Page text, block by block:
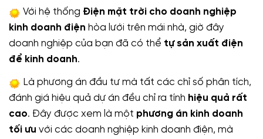
Với hệ thống Điện mặt trời cho doanh nghiệp
kinh doanh điện hòa lưới trên mái nhà, giờ đây
doanh nghiệp của bạn đã có thể tự sản xuất điện
để kinh doanh.
Là phương án đầu tư mà tất các chỉ số phân tích,
đánh giá hiệu quả dự án đều chỉ ra tính hiệu quả rất
cao. Đây được xem là một phương án kinh doanh
tối ưu với các doanh nghiệp kinh doanh điện, mà